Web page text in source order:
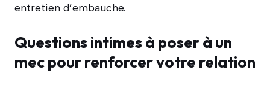
entretien d’embauche.
Questions intimes à poser à un
mec pour renforcer votre relation